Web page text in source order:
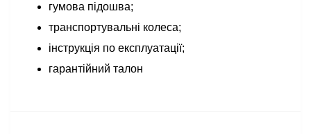
гумова підошва;
транспортувальні колеса;
інструкція по експлуатації;
гарантійний талон